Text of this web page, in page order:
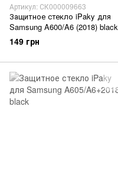
Артикул: СК000009663
Защитное стекло iPaky для
Samsung A600/A6 (2018) black
149 грн